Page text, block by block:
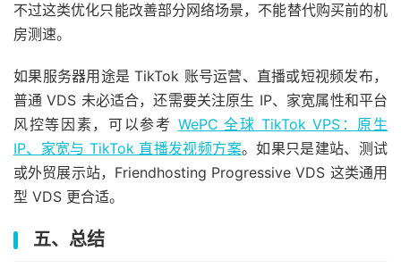
不过这类优化只能改善部分网络场景，不能替代购买前的机
房测速。
如果服务器用途是 TikTok 账号运营、直播或短视频发布，
普通 VDS 未必适合，还需要关注原生 IP、家宽属性和平台
风控等因素，可以参考 WePC 全球 TikTok VPS：原生
IP、家宽与 TikTok 直播发视频方案。如果只是建站、测试
或外贸展示站，Friendhosting Progressive VDS 这类通用
型 VDS 更合适。
五、总结